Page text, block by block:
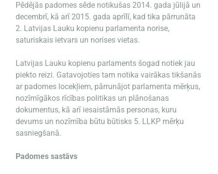
Pēdējās padomes sēde notikušas 2014. gada jūlijā un
decembrī, kā arī 2015. gada aprīlī, kad tika pārrunāta
2. Latvijas Lauku kopienu parlamenta norise,
saturiskais ietvars un norises vietas.
Latvijas Lauku kopienu parlaments šogad notiek jau
piekto reizi. Gatavojoties tam notika vairākas tikšanās
ar padomes locekļiem, pārrunājot parlamenta mērķus,
nozīmīgākos rīcības politikas un plānošanas
dokumentus, kā arī iesaistāmās personas, kuru
devums un nozīmība būtu būtisks 5. LLKP mērķu
sasniegšanā.
Padomes sastāvs